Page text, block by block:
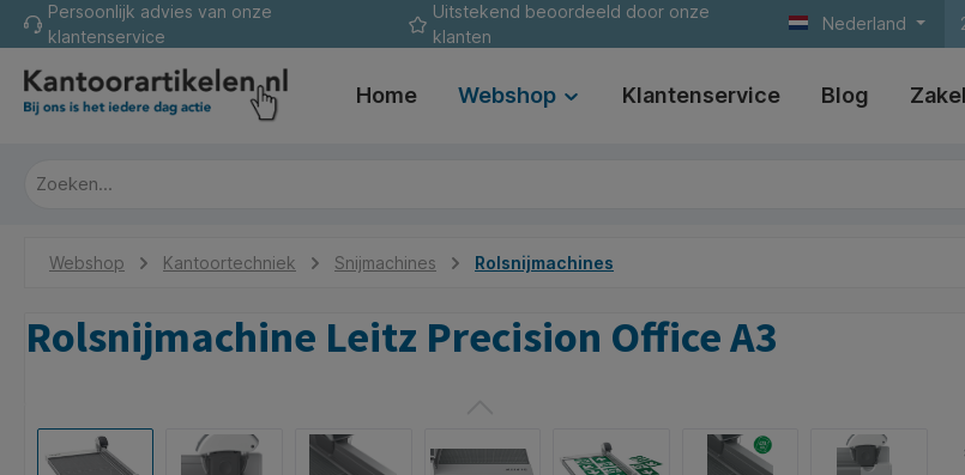
Ga naar de hoofdnavigatie
Persoonlijk advies van onze
klantenservice
Uitstekend beoordeeld door onze
klanten
Nederland
Home Webshop Klantenservice Blog
Webshop Kantoortechniek Snijmachines Rolsnijmachines
Rolsnijmachine Leitz Precision Office A3
Afbeeldingengalerij overslaan